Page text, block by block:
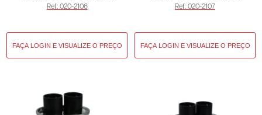
50/60hz - 3 Terminais Finos
Ref: 020-2106
50/60hz - 3 Terminais Finos
Ref: 020-2107